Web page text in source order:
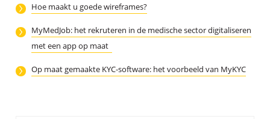
Hoe maakt u goede wireframes?
MyMedJob: het rekruteren in de medische sector digitaliseren
met een app op maat
Op maat gemaakte KYC-software: het voorbeeld van MyKYC